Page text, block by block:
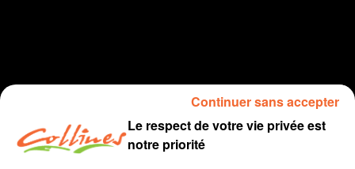
Le respect de votre vie privée est
notre priorité
Continuer sans accepter